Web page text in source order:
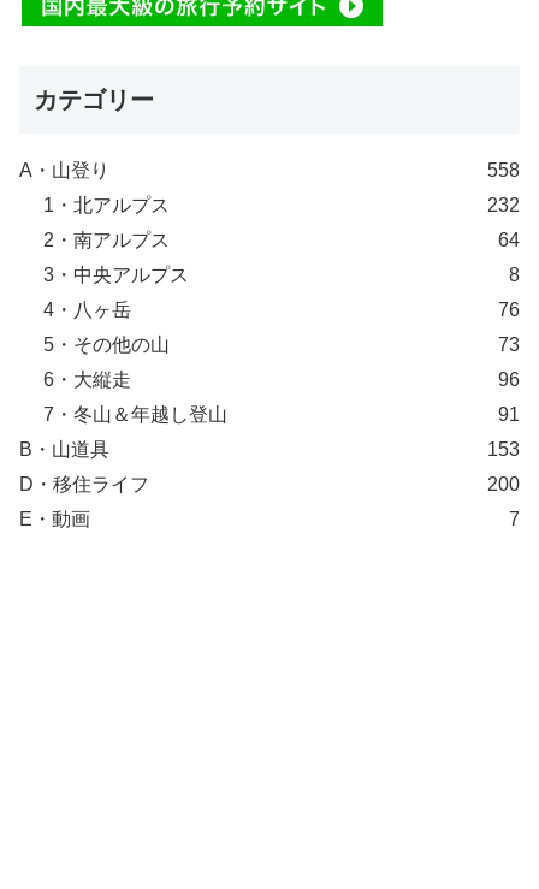
カテゴリー
A・山登り
558
1・北アルプス
232
2・南アルプス
64
3・中央アルプス
8
4・八ヶ岳
76
5・その他の山
73
6・大縦走
96
7・冬山＆年越し登山
91
B・山道具
153
D・移住ライフ
200
E・動画
7